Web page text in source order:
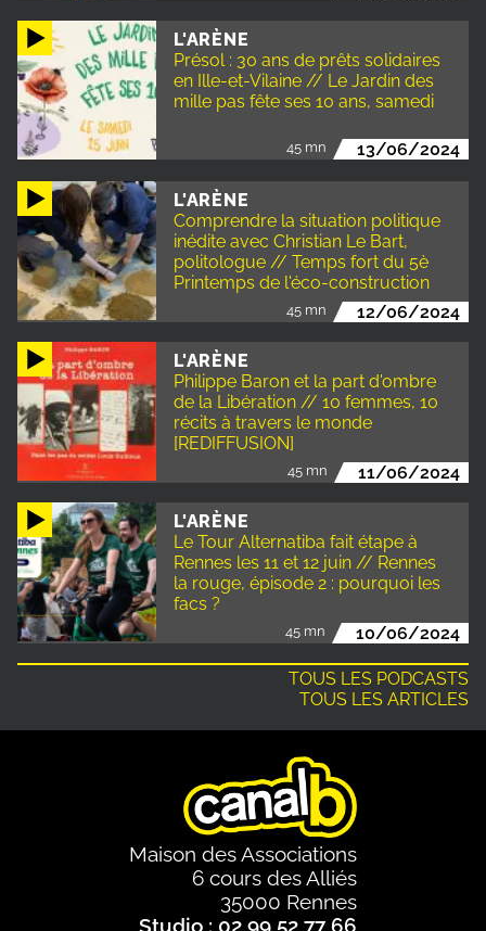
L'ARÈNE
Présol : 30 ans de prêts solidaires
en Ille-et-Vilaine // Le Jardin des
mille pas fête ses 10 ans, samedi
45 mn 13/06/2024
L'ARÈNE
Comprendre la situation politique
inédite avec Christian Le Bart,
politologue // Temps fort du 5è
Printemps de l'éco-construction
45 mn 12/06/2024
L'ARÈNE
Philippe Baron et la part d'ombre
de la Libération // 10 femmes, 10
récits à travers le monde
[REDIFFUSION]
45 mn 11/06/2024
L'ARÈNE
Le Tour Alternatiba fait étape à
Rennes les 11 et 12 juin // Rennes
la rouge, épisode 2 : pourquoi les
facs ?
45 mn 10/06/2024
TOUS LES PODCASTS
TOUS LES ARTICLES
Maison des Associations
6 cours des Alliés
35000 Rennes
Studio : 02 99 52 77 66